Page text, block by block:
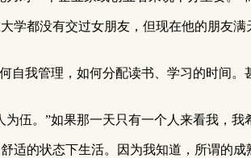
学都没有交过女朋友，但现在他的朋友
自我管理，如何分配读书、学习的时间
伍。”如果那一天只有一个人来看我，我
适的状态下生活。因为我知道，所谓的